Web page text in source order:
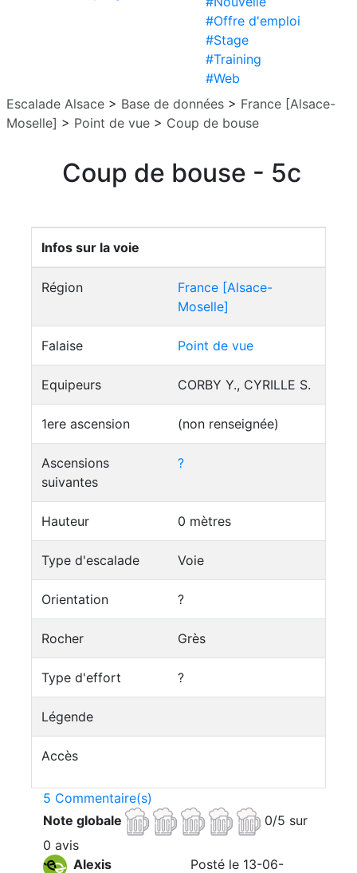
#Offre d'emploi
#Stage
#Training
#Web
Escalade Alsace > Base de données > France [Alsace-
Moselle] > Point de vue > Coup de bouse
Coup de bouse - 5c
Infos sur la voie
Région
France [Alsace-
Moselle]
Falaise Point de vue
Equipeurs CORBY Y., CYRILLE S.
1ere ascension (non renseignée)
Ascensions
suivantes
?
Hauteur 0 mètres
Type d'escalade Voie
Orientation ?
Rocher Grès
Type d'effort ?
Légende
Accès
5 Commentaire(s)
Note globale
0/5 sur
0 avis
Alexis
Posté le 13-06-